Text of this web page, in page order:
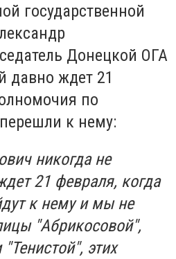
государственной
Донецкой ОГА
давно ждет 21
по
к нему:
никогда не
21 февраля, когда
к нему и мы не
"Абрикосовой",
этих